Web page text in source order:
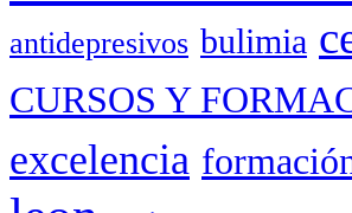
antidepresivos bulimia
CURSOS Y
excelencia